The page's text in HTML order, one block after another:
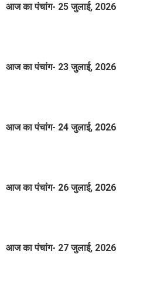
आज का पंचांग- 25 जुलाई, 2026
आज का पंचांग- 23 जुलाई, 2026
आज का पंचांग- 24 जुलाई, 2026
आज का पंचांग- 26 जुलाई, 2026
आज का पंचांग- 27 जुलाई, 2026